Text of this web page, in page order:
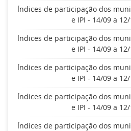
Índices de participação dos
e IPI - 14/09 a
Índices de participação dos
e IPI - 14/09 a
Índices de participação dos
e IPI - 14/09 a
Índices de participação dos
e IPI - 14/09 a
Índices de participação dos